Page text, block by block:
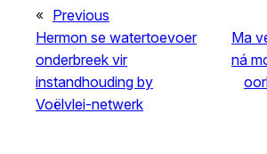
« Previous
Hermon se watertoevoer
onderbreek vir
instandhouding by
Voëlvlei-netwerk
Ma
ná